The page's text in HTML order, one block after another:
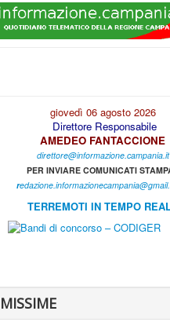
giovedì 06 agosto 2026
Direttore Responsabile
AMEDEO FANTACCIONE
direttore@informazione.campania.it
PER INVIARE COMUNICATI
r
TERREMOTI IN TEMPO